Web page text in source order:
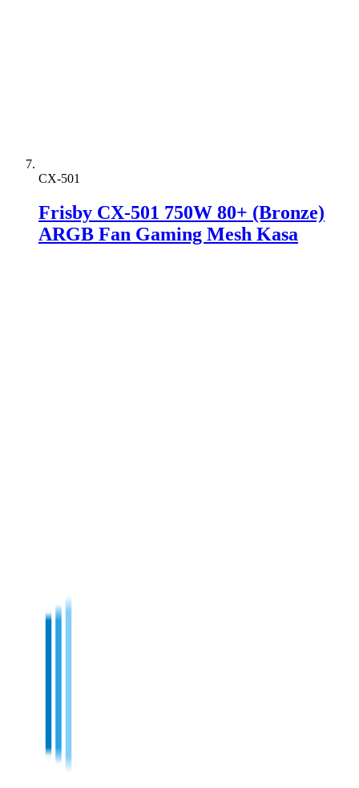
CX-501
Frisby CX-501 750W 80+ (Bronze)
ARGB Fan Gaming Mesh Kasa